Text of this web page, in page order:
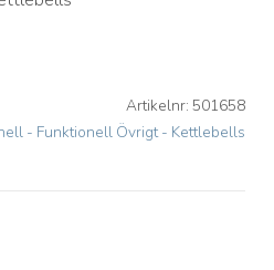
Artikelnr: 501658
- Funktionell Övrigt - Kettlebells